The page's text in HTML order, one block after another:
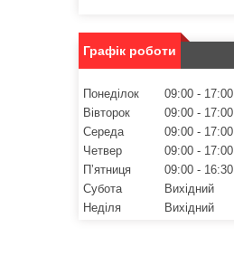
Графік роботи
Понеділок 09:00
17:00
Вівторок
09:00
17:00
Середа
09:00
17:00
Четвер
09:00
17:00
Пʼятниця
09:00
16:30
Субота
Вихідний
Неділя
Вихідний